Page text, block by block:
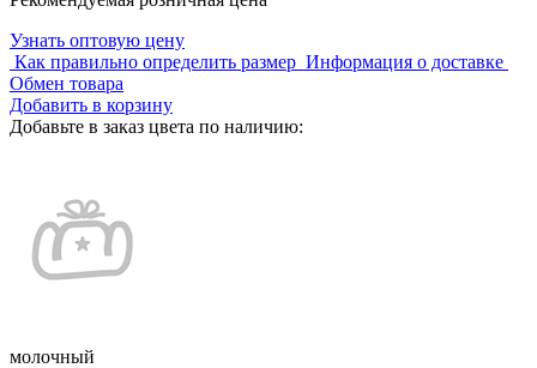
Узнать оптовую цену
Как правильно определить размер Информация о доставке
Обмен товара
Добавить в корзину
Добавьте в заказ цвета по наличию:
молочный